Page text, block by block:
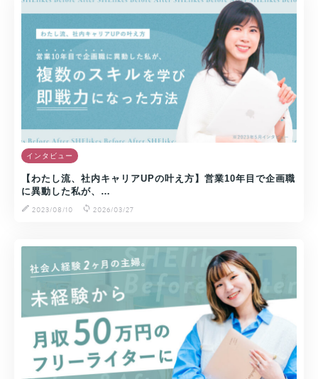
インタビュー
【わたし流、社内キャリアUPの叶え方】営業10年目で企画職
に異動した私が、…
2023/08/10
2026/03/27